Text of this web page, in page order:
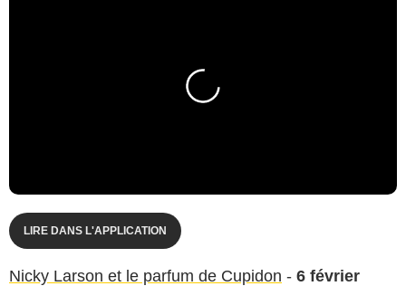
LIRE DANS L'APPLICATION
Nicky Larson et le parfum de Cupidon - 6 février